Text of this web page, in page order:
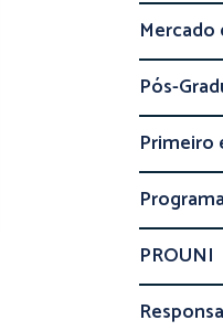
Pós-
Primeiro
PROUNI